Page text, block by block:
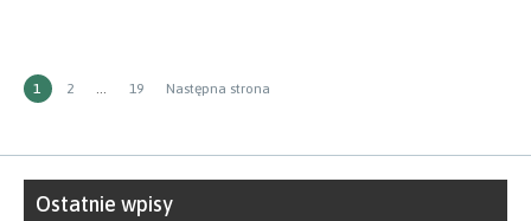
Stronicowanie
STRONA
1 Strona
2 … Strona
19 Następna strona
Ostatnie wpisy